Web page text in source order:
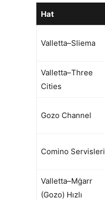
Hat
Valletta–Sliema
Valletta–Three
Cities
Gozo Channel
Comino Servisleri
Valletta–Mġarr
(Gozo) Hızlı